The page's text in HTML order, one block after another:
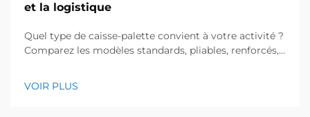
et la logistique
Quel type de caisse-palette convient à votre activité ?
Comparez les modèles standards, pliables, renforcés,
investissement (ROI). Téléchargez dès maintenant la
VOIR PLUS